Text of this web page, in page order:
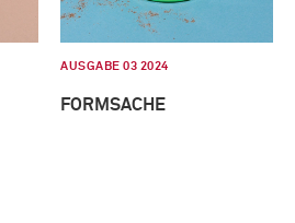
AUSGABE 03 2024
FORMSACHE